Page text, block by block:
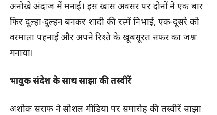
अनोखे अंदाज में मनाई। इस खास अवसर पर दोनों ने एक बार
फिर दूल्हा-दुल्हन बनकर शादी की रस्में निभाईं, एक-दूसरे को
वरमाला पहनाई और अपने रिश्ते के खूबसूरत सफर का जश्न
मनाया।
भावुक संदेश के साथ साझा की तस्वीरें
अशोक सराफ ने सोशल मीडिया पर समारोह की तस्वीरें साझा